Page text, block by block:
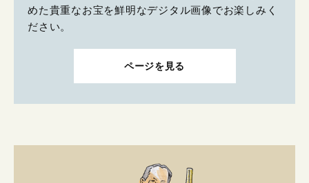
めた貴重なお宝を鮮明なデジタル画像でお楽しみく
ださい。
ページを見る